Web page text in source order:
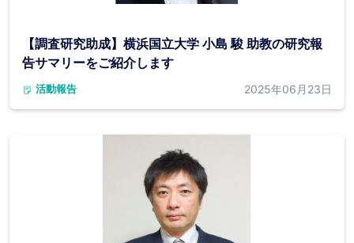
【調査研究助成】横浜国立大学 小島 駿 助教の研究報
告サマリーをご紹介します
活動報告 2025年06月23日